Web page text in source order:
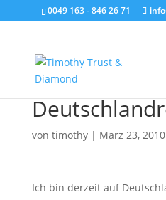
0049 163 - 846 26 71
von timothy| März 23, 2010
Ich bin derzeit auf